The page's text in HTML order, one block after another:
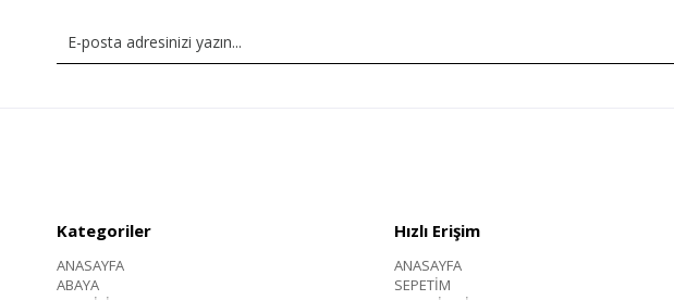
Kategoriler
ANASAYFA
ABAYA
Hızlı Erişim
ANASAYFA
SEPETİM